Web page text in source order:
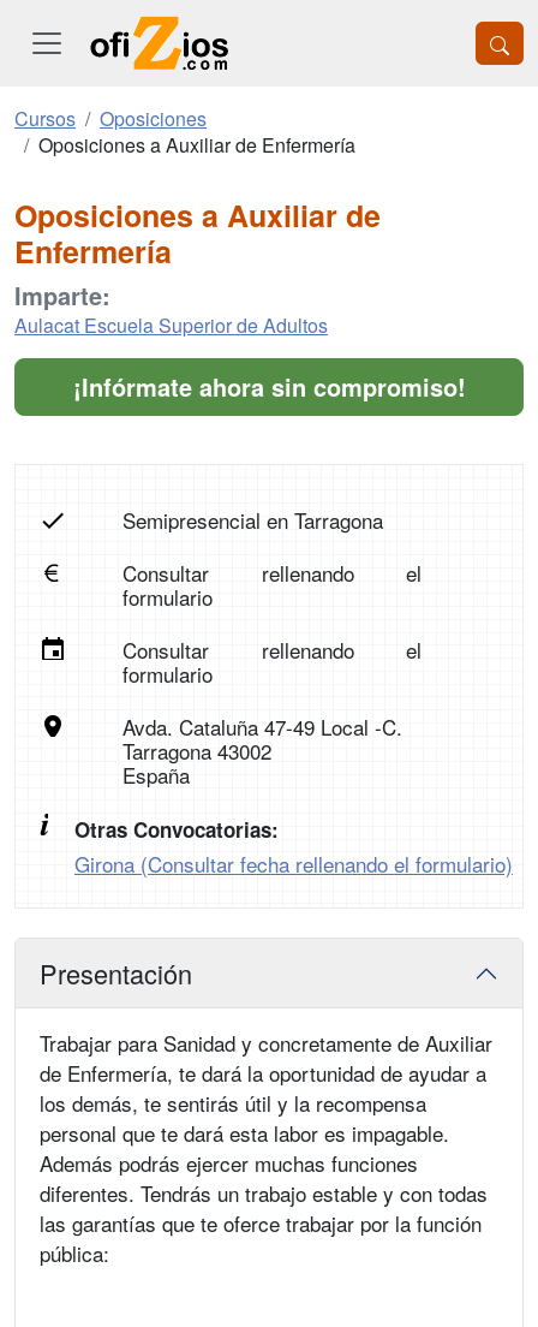
Cursos
Oposiciones
Oposiciones a Auxiliar de Enfermería
Oposiciones a Auxiliar de
Enfermería
Imparte:
Aulacat Escuela Superior de Adultos
¡Infórmate ahora sin compromiso!
Semipresencial en Tarragona
Consultar rellenando el
formulario
Consultar rellenando el
formulario
Avda. Cataluña 47-49 Local -C.
Tarragona 43002
España
Otras Convocatorias:
Girona (Consultar fecha rellenando el formulario)
Presentación
Trabajar para Sanidad y concretamente de Auxiliar
de Enfermería, te dará la oportunidad de ayudar a
los demás, te sentirás útil y la recompensa
personal que te dará esta labor es impagable.
Además podrás ejercer muchas funciones
diferentes. Tendrás un trabajo estable y con todas
las garantías que te oferce trabajar por la función
pública: